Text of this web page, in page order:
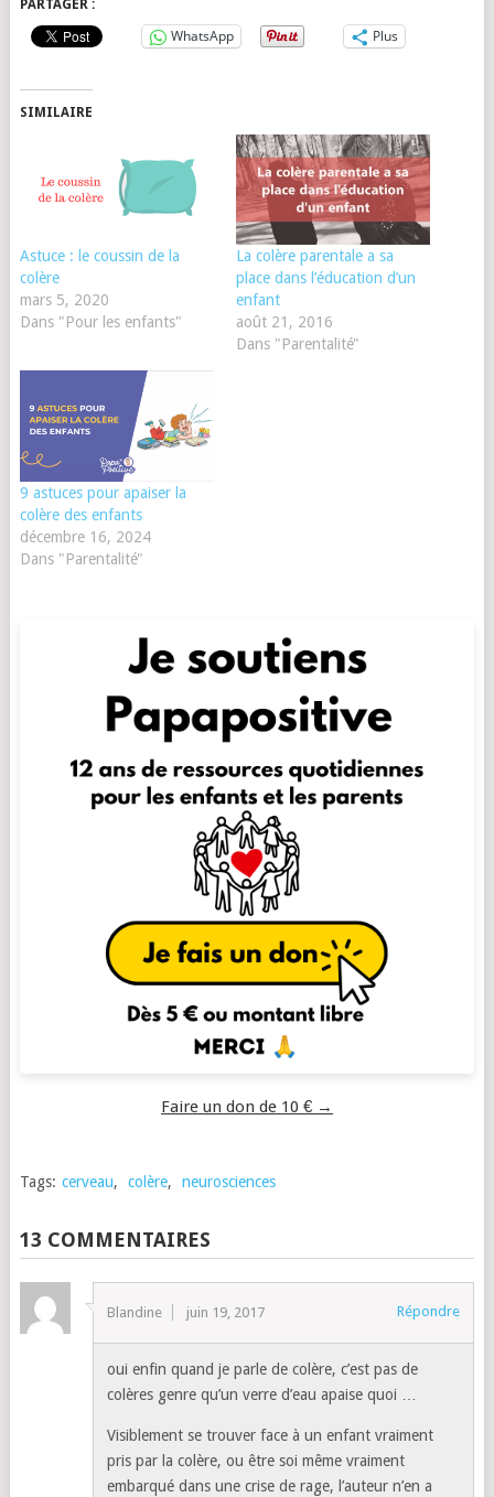
PARTAGER :
WhatsApp Plus
SIMILAIRE
Astuce : le coussin de la
colère
mars 5, 2020
Dans "Pour les enfants"
La colère parentale a sa
place dans l’éducation d’un
enfant
août 21, 2016
Dans "Parentalité"
9 astuces pour apaiser la
colère des enfants
décembre 16, 2024
Dans "Parentalité"
Faire un don de 10 € →
Tags: cerveau, colère, neurosciences
13 COMMENTAIRES
Blandine juin 19, 2017 Répondre
oui enfin quand je parle de colère, c’est pas de
colères genre qu’un verre d’eau apaise quoi …
Visiblement se trouver face à un enfant vraiment
pris par la colère, ou être soi même vraiment
embarqué dans une crise de rage, l’auteur n’en a